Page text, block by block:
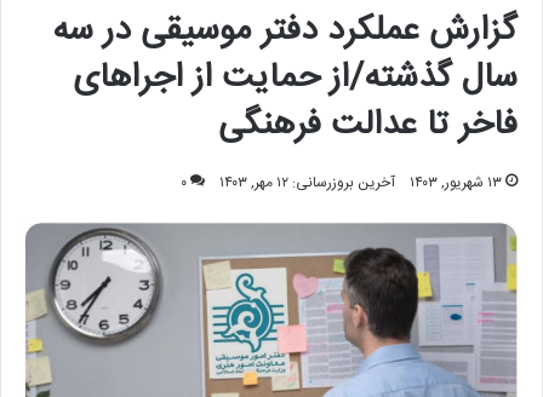
گزارش عملکرد دفتر موسیقی در سه
سال گذشته/از حمایت از اجراهای
فاخر تا عدالت فرهنگی
۱۳ شهریور, ۱۴۰۳ آخرین بروزرسانی: ۱۲ مهر, ۱۴۰۳ ۰